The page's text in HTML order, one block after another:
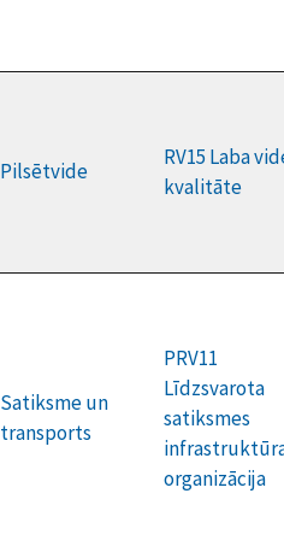
Pilsētvide
RV15 Laba
kvalitāte
Satiksme un
transports
PRV11
Līdzsvarota
satiksmes
organizācija